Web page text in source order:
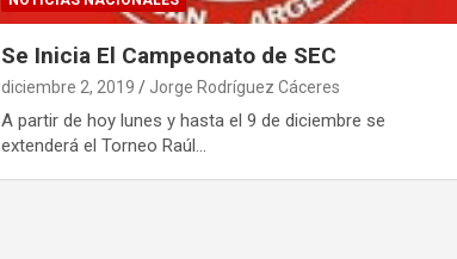
Se Inicia El Campeonato de SEC
diciembre 2, 2019 Jorge Rodríguez Cáceres
A partir de hoy lunes y hasta el 9 de diciembre se
extenderá el Torneo Raúl…